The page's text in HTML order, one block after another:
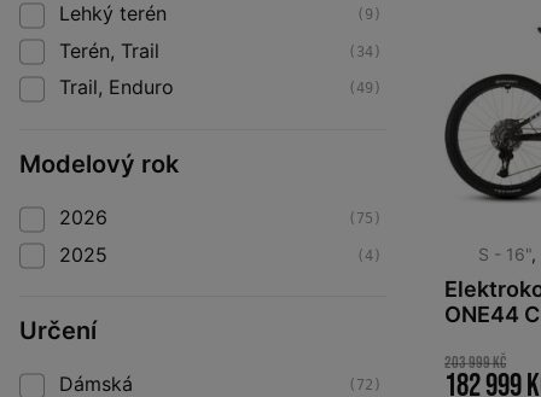
S - 16",
ONE44
203 999 Kč
182 999
Lehký terén (9)
Terén, Trail (34)
Trail, Enduro (49)
Modelový rok
2026 (75)
2025 (4)
Určení
Dámská (72)